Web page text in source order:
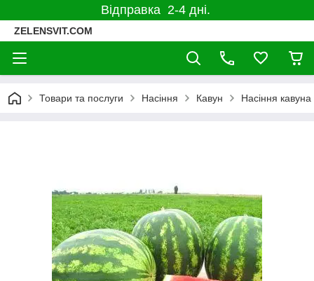
Відправка 2-4 дні.
ZELENSVIT.COM
Товари та послуги Насіння Кавун Насіння